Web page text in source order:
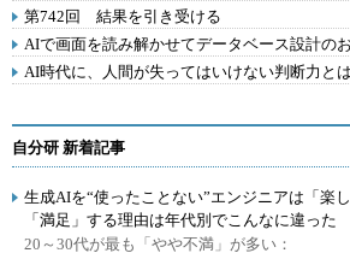
第742回 結果を引き受ける
AIで画面を読み解かせてデータベース設計の
AI時代に、人間が失ってはいけない判断力と
自分研 新着記事
生成AIを“使ったことない”エンジニアは「楽
「満足」する理由は年代別でこんなに違った
20～30代が最も「やや不満」が多い：